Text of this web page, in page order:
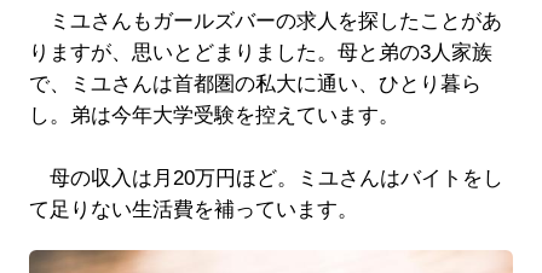
ミユさんもガールズバーの求人を探したことがあ
りますが、思いとどまりました。母と弟の3人家族
で、ミユさんは首都圏の私大に通い、ひとり暮ら
し。弟は今年大学受験を控えています。
母の収入は月20万円ほど。ミユさんはバイトをし
て足りない生活費を補っています。